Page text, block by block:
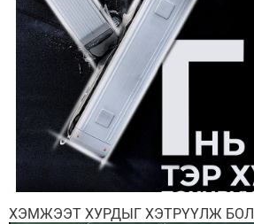
ХЭМЖЭЭТ ХУРДЫГ ХЭТРҮҮЛЖ